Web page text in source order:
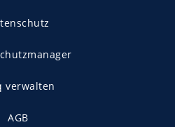
verwalten
AGB